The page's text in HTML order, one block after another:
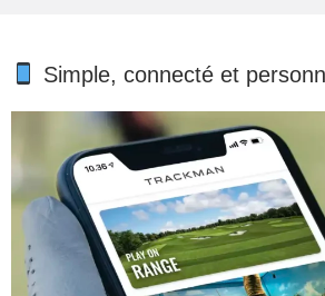
Simple, connecté et